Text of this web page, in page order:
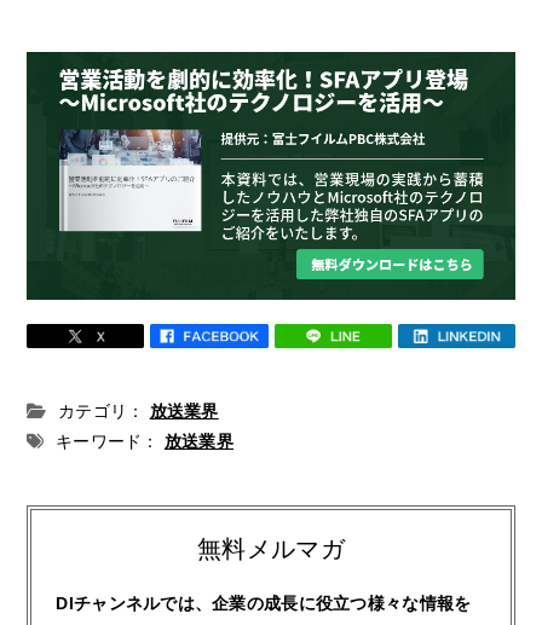
カテゴリ：
放送業界
キーワード：
放送業界
無料メルマガ
DIチャンネルでは、企業の成長に役立つ様々な情報を